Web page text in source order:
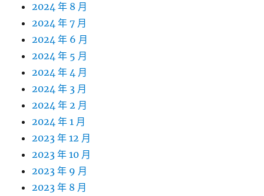
2024 年 8 月
2024 年 7 月
2024 年 6 月
2024 年 5 月
2024 年 4 月
2024 年 3 月
2024 年 2 月
2024 年 1 月
2023 年 12 月
2023 年 10 月
2023 年 9 月
2023 年 8 月